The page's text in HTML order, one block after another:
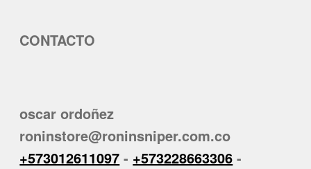
CONTACTO
oscar ordoñez
roninstore@roninsniper.com.co
+573012611097 - +573228663306 -